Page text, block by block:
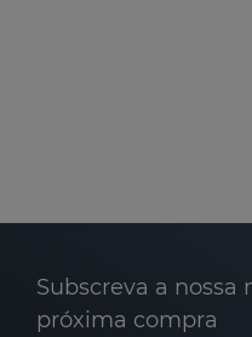
Subscreva a nossa
próxima compra